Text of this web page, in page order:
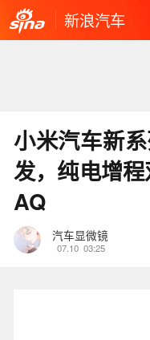
新浪汽车
小米汽车新
发，纯电增
AQ
汽车显微镜
07.10 03:25